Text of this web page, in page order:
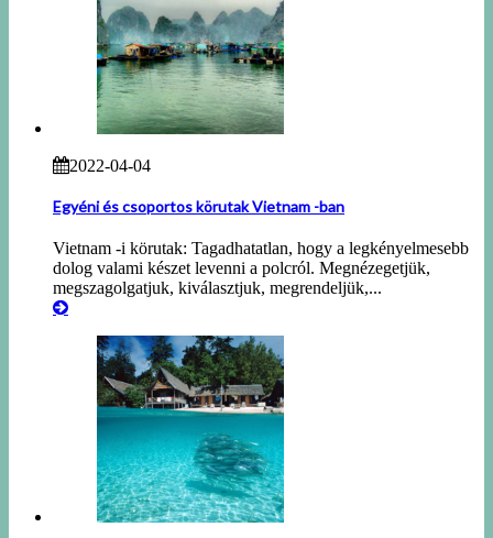
2022-04-04
Egyéni és csoportos körutak Vietnam -ban
Vietnam -i körutak: Tagadhatatlan, hogy a legkényelmesebb
dolog valami készet levenni a polcról. Megnézegetjük,
megszagolgatjuk, kiválasztjuk, megrendeljük,...